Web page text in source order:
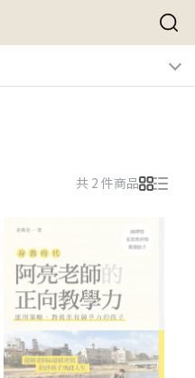
共 2 件商品